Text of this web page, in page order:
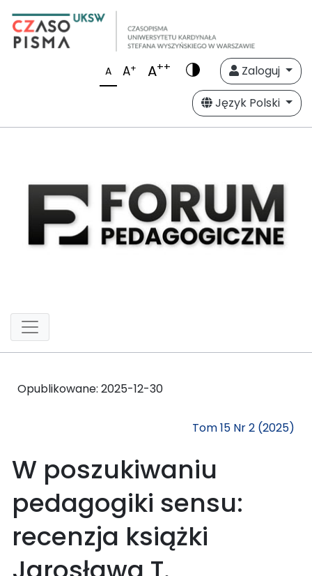
A A+ A++
Zaloguj
Język Polski
Opublikowane: 2025-12-30
Tom 15 Nr 2 (2025)
W poszukiwaniu
pedagogiki sensu:
recenzja książki